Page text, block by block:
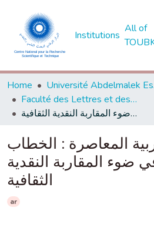
Institutions
All of
Home
Faculté des Lettres et des Sciences Humaines - Tétouan
الرواية المغربية المعاصرة : الخطاب والدلالة في ضوء المقاربة النقدية الثقافية
المعاصرة : الخطاب
ضوء المقاربة النقدية
الثقافية
ar